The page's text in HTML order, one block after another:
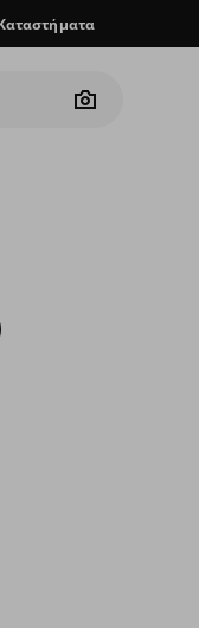
Camera
στα αγαπημένα